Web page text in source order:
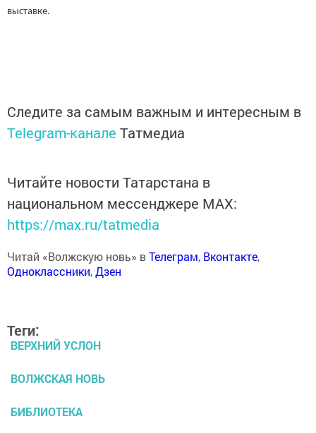
выставке.
Следите за самым важным и интересным в
Telegram-канале Татмедиа
Читайте новости Татарстана в
национальном мессенджере MАХ:
https://max.ru/tatmedia
Читай «Волжскую новь» вТелеграм, Вконтакте,
Одноклассники,Дзен
Теги:
ВЕРХНИЙ УСЛОН
ВОЛЖСКАЯ НОВЬ
БИБЛИОТЕКА